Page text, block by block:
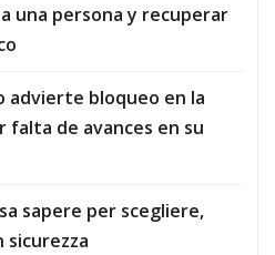
una persona y recuperar
advierte bloqueo en la
falta de avances en su
sapere per scegliere,